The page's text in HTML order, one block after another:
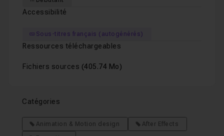
Accessibilité
Sous-titres français (autogénérés)
Ressources téléchargeables
Fichiers sources (405.74 Mo)
Catégories
Animation & Motion design
After Effects